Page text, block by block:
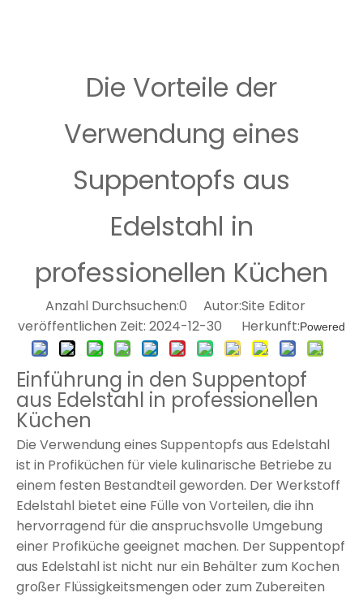
Die Vorteile der
Verwendung eines
Suppentopfs aus
Edelstahl in
professionellen Küchen
Anzahl Durchsuchen:0 Autor:Site Editor
veröffentlichen Zeit: 2024-12-30 Herkunft:Powered
Einführung in den Suppentopf
aus Edelstahl in professionellen
Küchen
Die Verwendung eines Suppentopfs aus Edelstahl
ist in Profiküchen für viele kulinarische Betriebe zu
einem festen Bestandteil geworden. Der Werkstoff
Edelstahl bietet eine Fülle von Vorteilen, die ihn
hervorragend für die anspruchsvolle Umgebung
einer Profiküche geeignet machen. Der Suppentopf
aus Edelstahl ist nicht nur ein Behälter zum Kochen
großer Flüssigkeitsmengen oder zum Zubereiten